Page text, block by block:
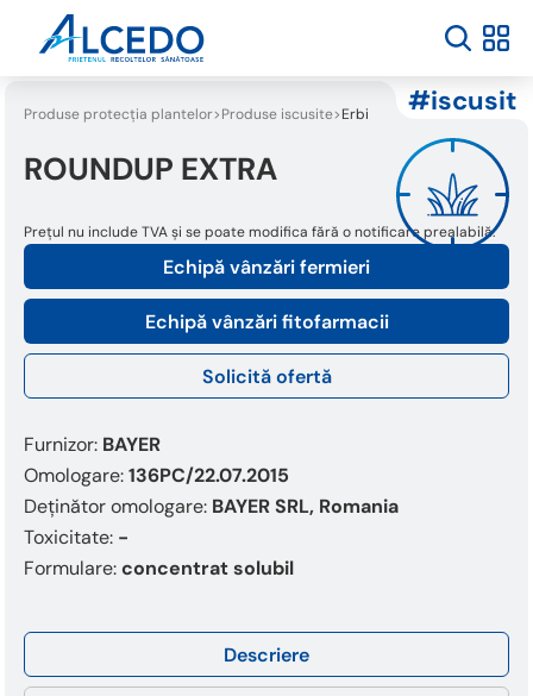
iscusit
Produse protecția plantelor Produse iscusite Erbicide
ROUNDUP EXTRA
Echipă vânzări fermieri
Echipă vânzări fitofarmacii
Solicită ofertă
Prețul nu include TVA și se poate modifica fără o notificare prealabilă.
Furnizor: BAYER
Omologare:136PC/22.07.2015
Deținător omologare: BAYER SRL, Romania
Toxicitate: -
Formulare:concentrat solubil
Descriere